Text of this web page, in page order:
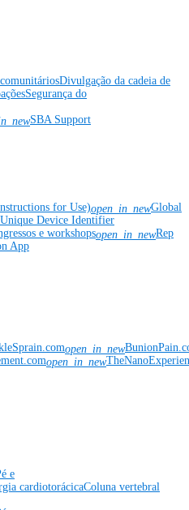
Divulgação da cadeia de
Segurança do
SBA Support
for Use)open_in_newGlobal
Unique Device Identifier
e workshopsopen_in_newRep
App
open_in_new
open_in_new
e
cardiotorácicaColuna vertebral